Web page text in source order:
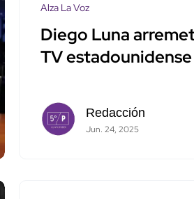
Alza La Voz
Diego Luna
TV estadounidense
Redacción
Jun. 24, 2025